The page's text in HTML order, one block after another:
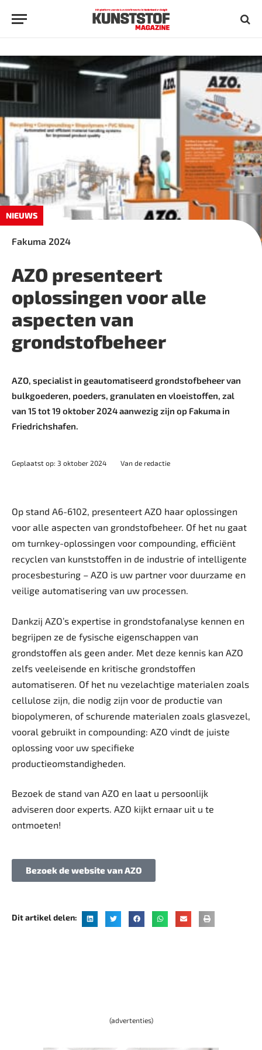
NIEUWS
Fakuma 2024
AZO presenteert
oplossingen voor alle
aspecten van
grondstofbeheer
AZO, specialist in geautomatiseerd grondstofbeheer van
bulkgoederen, poeders, granulaten en vloeistoffen, zal
van 15 tot 19 oktober 2024 aanwezig zijn op Fakuma in
Friedrichshafen.
Geplaatst op: 3 oktober 2024 Van de redactie
Op stand A6-6102, presenteert AZO haar oplossingen
voor alle aspecten van grondstofbeheer. Of het nu gaat
om turnkey-oplossingen voor compounding, efficiënt
recyclen van kunststoffen in de industrie of intelligente
procesbesturing – AZO is uw partner voor duurzame en
veilige automatisering van uw processen.
Dankzij AZO’s expertise in grondstofanalyse kennen en
begrijpen ze de fysische eigenschappen van
grondstoffen als geen ander. Met deze kennis kan AZO
zelfs veeleisende en kritische grondstoffen
automatiseren. Of het nu vezelachtige materialen zoals
cellulose zijn, die nodig zijn voor de productie van
biopolymeren, of schurende materialen zoals glasvezel,
vooral gebruikt in compounding: AZO vindt de juiste
oplossing voor uw specifieke
productieomstandigheden.
Bezoek de stand van AZO en laat u persoonlijk
adviseren door experts. AZO kijkt ernaar uit u te
ontmoeten!
Bezoek de website van AZO
Dit artikel delen:
(advertenties)